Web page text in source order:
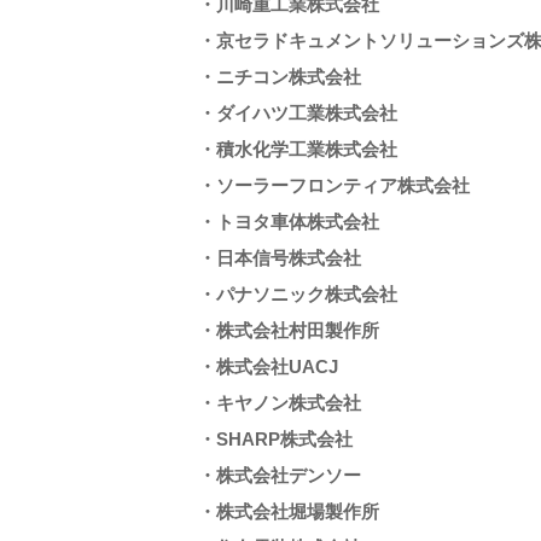
・川崎重工業株式会社
・京セラドキュメントソリューションズ
・ニチコン株式会社
・ダイハツ工業株式会社
・積水化学工業株式会社
・ソーラーフロンティア株式会社
・トヨタ車体株式会社
・日本信号株式会社
・パナソニック株式会社
・株式会社村田製作所
・株式会社UACJ
・キヤノン株式会社
・SHARP株式会社
・株式会社デンソー
・株式会社堀場製作所